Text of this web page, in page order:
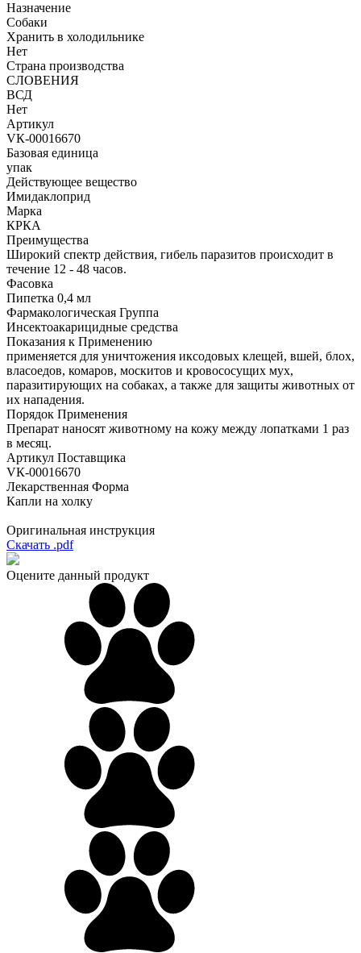
Назначение
Собаки
Хранить в холодильнике
Нет
Страна производства
СЛОВЕНИЯ
ВСД
Нет
Артикул
VК-00016670
Базовая единица
упак
Действующее вещество
Имидаклоприд
Марка
КРКА
Преимущества
Широкий спектр действия, гибель паразитов происходит в
течение 12 - 48 часов.
Фасовка
Пипетка 0,4 мл
Фармакологическая Группа
Инсектоакарицидные средства
Показания к Применению
применяется для уничтожения иксодовых клещей, вшей, блох,
власоедов, комаров, москитов и кровососущих мух,
паразитирующих на собаках, а также для защиты животных от
их нападения.
Порядок Применения
Препарат наносят животному на кожу между лопатками 1 раз
в месяц.
Артикул Поставщика
VК-00016670
Лекарственная Форма
Капли на холку
Оригинальная инструкция
Скачать .pdf
Оцените данный продукт